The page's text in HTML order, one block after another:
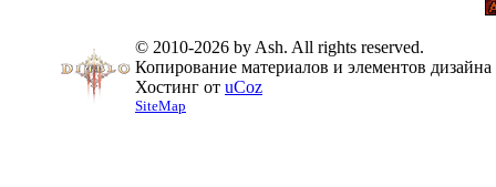
© 2010-2026 by Ash. All rights reserved.
Копирование материалов и элементов
Хостинг от uCoz
SiteMap